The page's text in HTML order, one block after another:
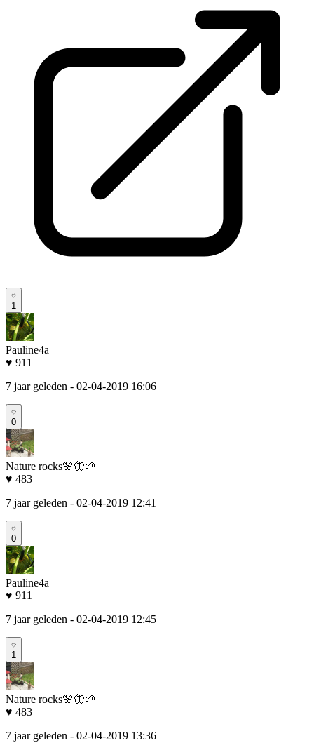
1
Pauline4a
♥ 911
7 jaar geleden - 02-04-2019 16:06
0
Nature rocks🌸🦋🌱
♥ 483
7 jaar geleden - 02-04-2019 12:41
0
Pauline4a
♥ 911
7 jaar geleden - 02-04-2019 12:45
1
Nature rocks🌸🦋🌱
♥ 483
7 jaar geleden - 02-04-2019 13:36